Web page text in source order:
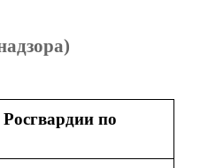
по